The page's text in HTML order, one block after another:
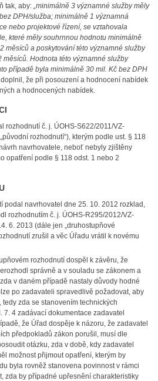
tak, aby: „minimálně 3 významné služby měly
DPH/služba; minimálně 1 významná
nebo projektové řízení, se vztahovala
které měly souhrnnou hodnotu minimálně
měsíců a poskytování této významné služby
Hodnota této významné služby
případě byla minimálně 30 mil. Kč bez DPH
že při posouzení a hodnocení nabídek
a hodnocených nabídek.
rozhodnutí č. j. ÚOHS-S622/2011/VZ-
rozhodnutí“), kterým podle ust. § 118
navrhovatele, neboť nebyly zjištěny
opatření podle § 118 odst. 1 nebo 2
podal navrhovatel dne 25. 10. 2012 rozklad,
rozhodnutím č. j. ÚOHS-R295/2012/VZ-
6. 2013 (dále jen „druhostupňové
zrušil a věc Úřadu vrátil k novému
rozhodnutí dospěl k závěru, že
správně a v souladu se zákonem a
v daném případě nastaly důvody hodné
po zadavateli spravedlivě požadovat, aby
zda se stanovením technických
7. 4 zadávací dokumentace zadavatel
že Úřad dospěje k názoru, že zadavatel
předpokladů zákon porušil, musí dle
otázku, zda v době, kdy zadavatel
možnost přijmout opatření, kterým by
byla rovněž stanovena povinnost v rámci
zda by případné upřesnění charakteristiky